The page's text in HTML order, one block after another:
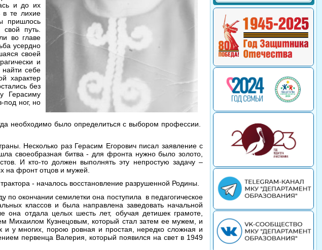
и до их
в те лихие
пришлось
путь.
во главе
усердно
своей
и
себе
характер
без
Герасиму
ног, но
необходимо было определиться с выбором профессии.
Несколько раз Герасим Егорович писал заявление с
своеобразная битва - для фронта нужно было золото,
И кто-то должен выполнять эту непростую задачу –
на фронт отцов и мужей.
- началось восстановление разрушенной Родины.
окончании семилетки она поступила в педагогическое
классов и была направлена заведовать начальной
отдала целых шесть лет, обучая детишек грамоте,
Михаилом Кузнецовым, который стал затем ее мужем, и
и у многих, порою ровная и простая, нередко сложная и
первенца Валерия, который появился на свет в 1949